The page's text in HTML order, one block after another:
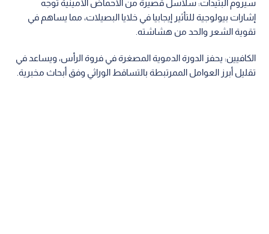
سيروم البتيدات: سلاسل قصيرة من الأحماض الأمينية توجه
إشارات بيولوجية للتأثير إيجابيا في خلايا البصيلات، مما يساهم في
تقوية الشعر والحد من هشاشته.
الكافيين: يحفز الدورة الدموية المصغرة في فروة الرأس، ويساعد في
تقليل أبرز العوامل الممرتبطة بالتساقط الوراثي وفق أبحاث مخبرية.